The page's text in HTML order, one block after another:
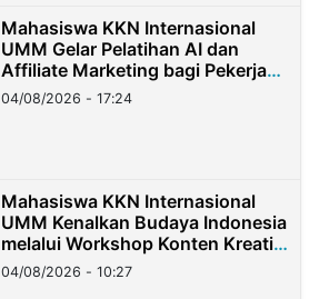
Mahasiswa KKN Internasional
UMM Gelar Pelatihan AI dan
Affiliate Marketing bagi Pekerja
Migran Indonesia di Taiwan
04/08/2026 - 17:24
Mahasiswa KKN Internasional
UMM Kenalkan Budaya Indonesia
melalui Workshop Konten Kreatif
di Taiwan
04/08/2026 - 10:27